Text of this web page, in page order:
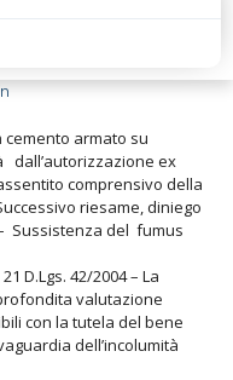
cemento armato su
dall’autorizzazione ex
comprensivo della
riesame, diniego
Sussistenza del fumus
D.Lgs. 42/2004 – La
valutazione
con la tutela del bene
dell’incolumità